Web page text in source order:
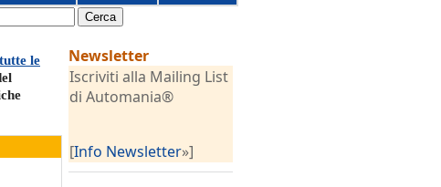
le
Newsletter
Iscriviti alla Mailing List
di Automania®
[Info Newsletter»]